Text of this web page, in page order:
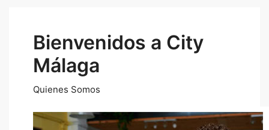
Bienvenidos a City
Málaga
Quienes Somos